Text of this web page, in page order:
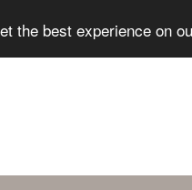
the best experience on